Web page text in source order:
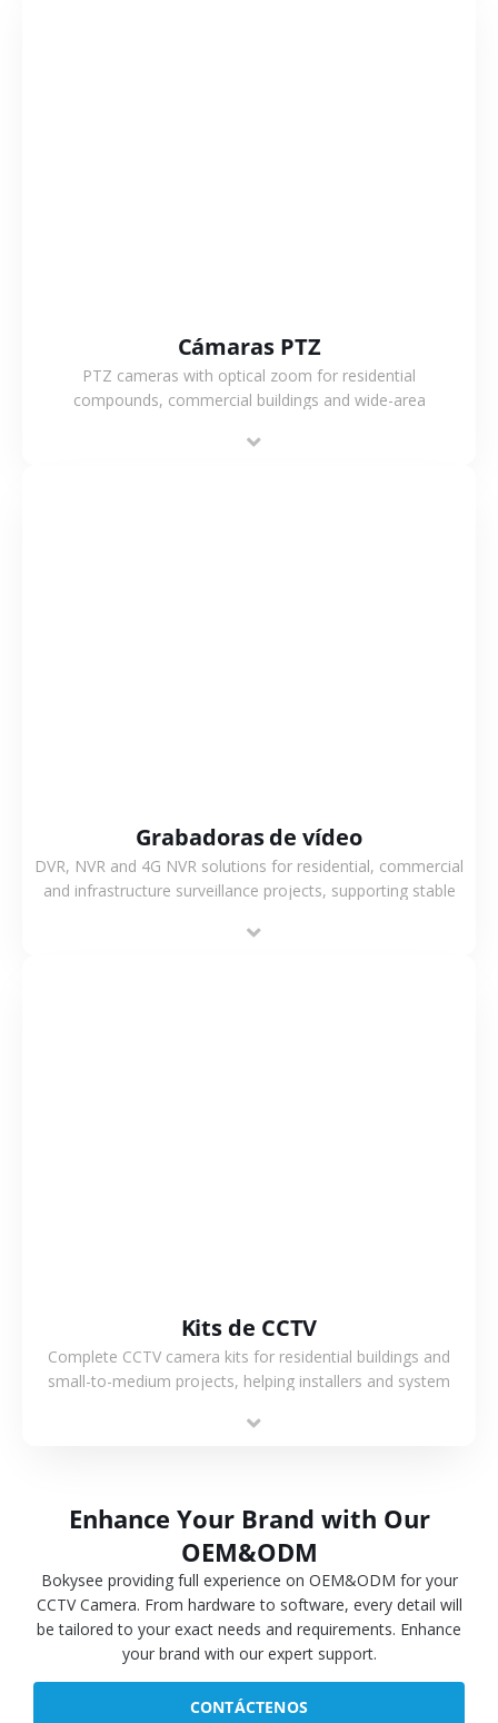
Cámaras PTZ
PTZ cameras with optical zoom for residential
compounds, commercial buildings and wide-area
flexible coverage.
Grabadoras de vídeo
DVR, NVR and 4G NVR solutions for residential, commercial
and infrastructure surveillance projects, supporting stable
Kits de CCTV
Complete CCTV camera kits for residential buildings and
small-to-medium projects, helping installers and system
Enhance Your Brand with Our
OEM&ODM
Bokysee providing full experience on OEM&ODM for your
CCTV Camera. From hardware to software, every detail will
be tailored to your exact needs and requirements. Enhance
your brand with our expert support.
CONTÁCTENOS